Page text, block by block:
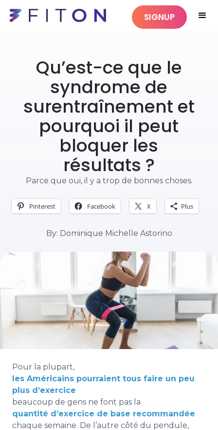
SIGNUP
Qu’est-ce que le
syndrome de
surentraînement et
pourquoi il peut
bloquer les
résultats ?
Parce que oui, il y a trop de bonnes choses.
Pinterest Facebook X Plus
By: Dominique Michelle Astorino
Pour la plupart,
les Américains pourraient tous faire un peu
plus d’exercice
beaucoup de gens ne font pas la
quantité d’exercice de base recommandée
chaque semaine. De l’autre côté du pendule,